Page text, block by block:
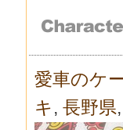
愛車のケ
キ , 長野県,